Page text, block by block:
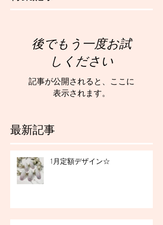
最新記事
後でもう一度お試
しください
記事が公開されると、ここに
表示されます。
1月定額デザイン☆